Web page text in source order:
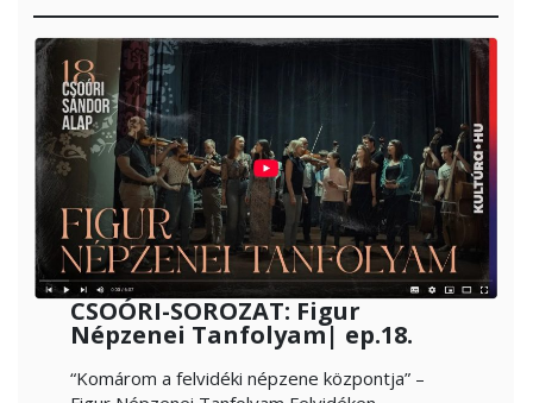
CSOÓRI-SOROZAT: Figur
Népzenei Tanfolyam| ep.18.
“Komárom a felvidéki népzene központja” –